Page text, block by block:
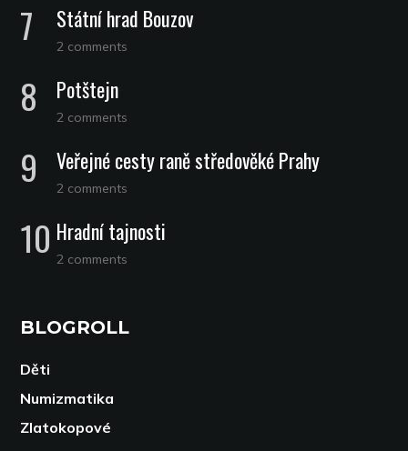
Státní hrad Bouzov
2 comments
Potštejn
2 comments
Veřejné cesty raně středověké Prahy
2 comments
Hradní tajnosti
2 comments
BLOGROLL
Děti
Numizmatika
Zlatokopové